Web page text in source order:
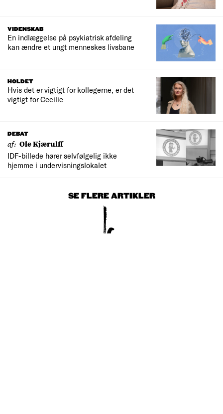
VIDENSKAB
En indlæggelse på psykiatrisk afdeling
kan ændre et ungt menneskes livsbane
HOLDET
Hvis det er vigtigt for kollegerne, er det
vigtigt for Cecilie
DEBAT
af: Ole Kjærulff
IDF-billede hører selvfølgelig ikke
hjemme i undervisningslokalet
SE FLERE ARTIKLER